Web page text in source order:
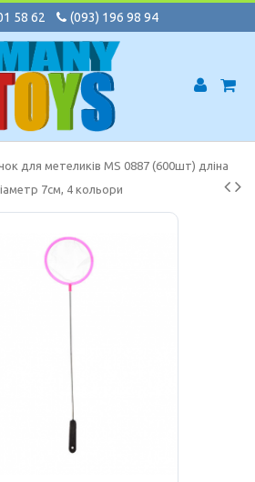
58 62 (093) 196 98 94
для метеликів MS 0887 (600шт) дліна
7см, 4 кольори